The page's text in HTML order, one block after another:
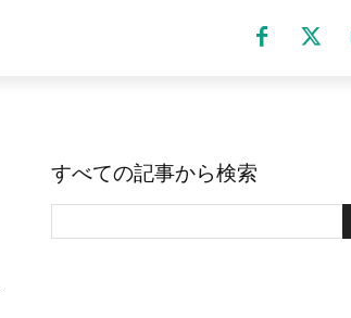
すべての記事から検索